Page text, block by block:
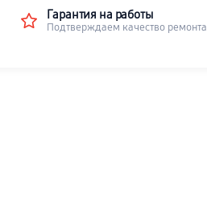
Гарантия на работы
Подтверждаем качество ремонта